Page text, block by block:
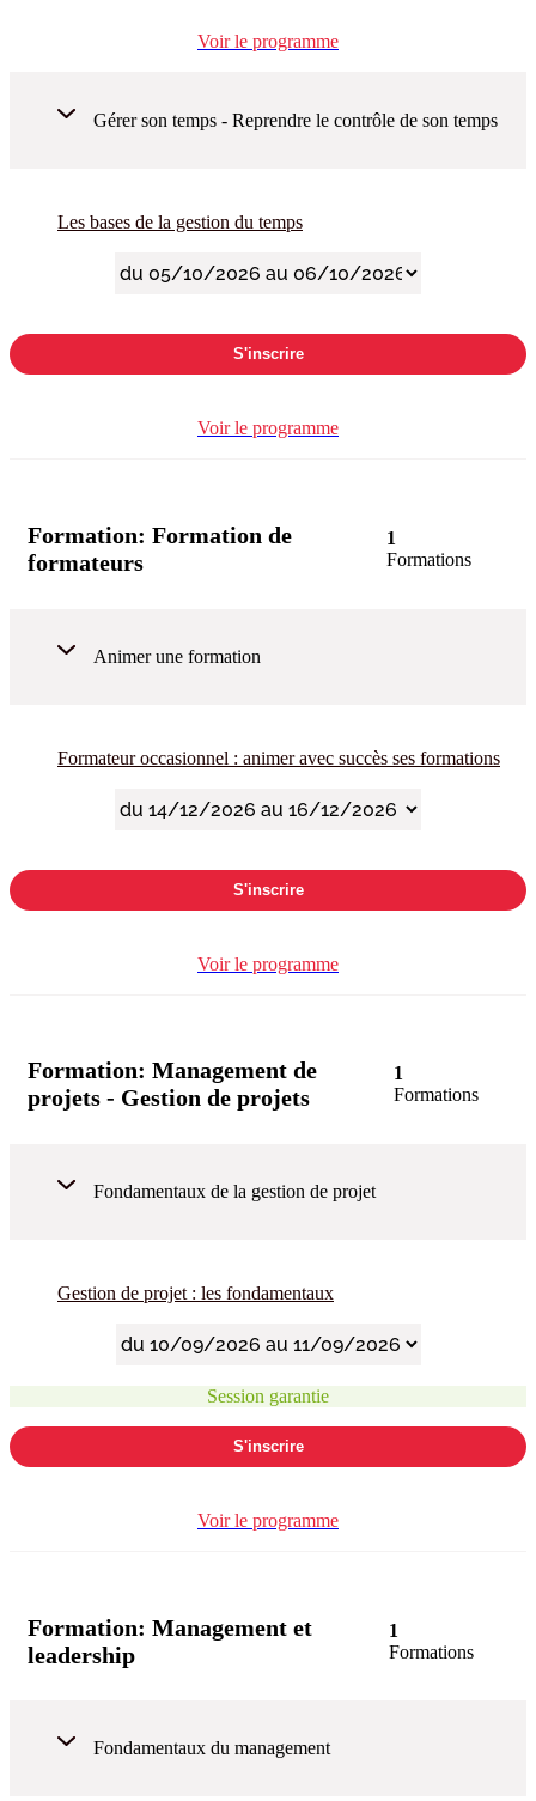
Voir le programme
Gérer son temps - Reprendre le contrôle de son temps
Les bases de la gestion du temps
S'inscrire
Voir le programme
Formation: Formation de
formateurs
1
Formations
Animer une formation
Formateur occasionnel : animer avec succès ses formations
S'inscrire
Voir le programme
Formation: Management de
projets - Gestion de projets
1
Formations
Fondamentaux de la gestion de projet
Gestion de projet : les fondamentaux
Session garantie
S'inscrire
Voir le programme
Formation: Management et
leadership
1
Formations
Fondamentaux du management